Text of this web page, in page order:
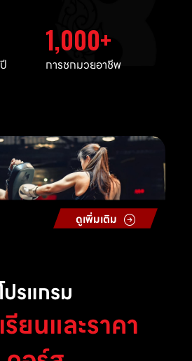
1,000
การชกมวยอาชีพ
ดูเพิ่มเติม
ปรแกรม
รียนและราคา